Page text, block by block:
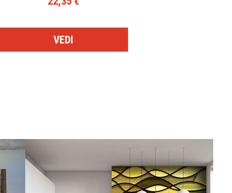
VEDI